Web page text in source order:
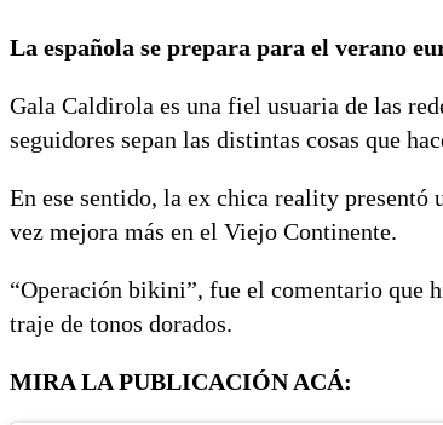
La española se prepara para el verano
Gala Caldirola es una fiel usuaria de las
seguidores sepan las distintas cosas que
En ese sentido, la ex chica reality presentó
vez mejora más en el Viejo Continente.
“Operación bikini”, fue el comentario que
traje de tonos dorados.
MIRA LA PUBLICACIÓN ACÁ: